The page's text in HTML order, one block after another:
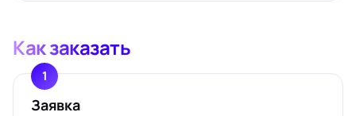
Как заказать
Заявка